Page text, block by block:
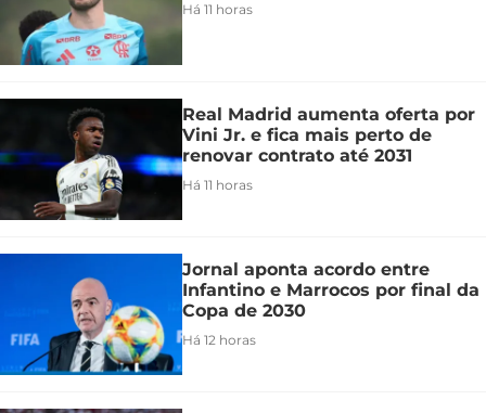
Há 11 horas
Real Madrid aumenta oferta por
Vini Jr. e fica mais perto de
renovar contrato até 2031
Há 11 horas
Jornal aponta acordo entre
Infantino e Marrocos por final da
Copa de 2030
Há 12 horas